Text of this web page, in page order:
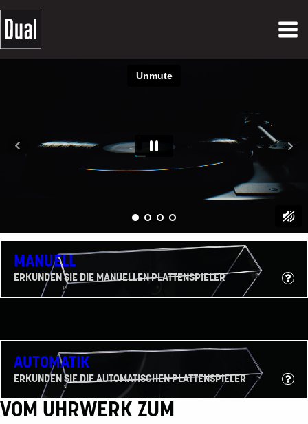
MANUELL
ERKUNDEN SIE DIE MANUELLEN PLATTENSPIELER
AUTOMATIK
ERKUNDEN SIE DIE AUTOMATISCHEN PLATTENSPIELER
VOM UHRWERK ZUM